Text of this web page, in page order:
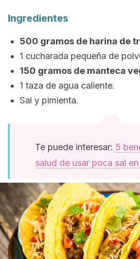
Ingredientes
500 gramos de harina de
1 cucharada pequeña de
150 gramos de manteca
1 taza de agua caliente.
Sal y pimienta.
Te puede interesar: 5
salud de usar poca sal